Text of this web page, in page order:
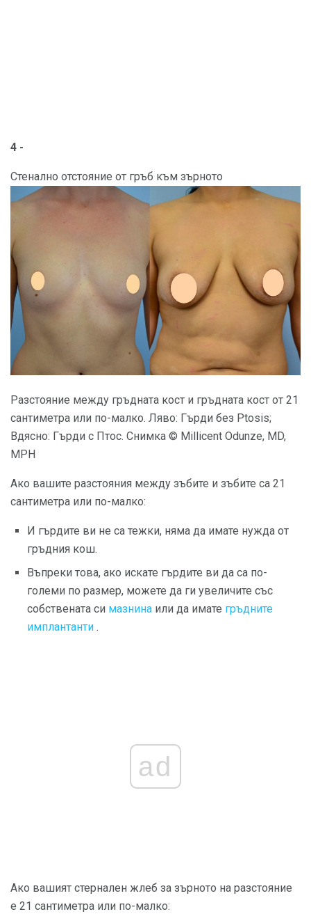
4 -
Стенално отстояние от гръб към зърното
Разстояние между гръдната кост и гръдната кост от 21
сантиметра или по-малко. Ляво: Гърди без Ptosis;
Вдясно: Гърди с Птос. Снимка © Millicent Odunze, MD,
MPH
Ако вашите разстояния между зъбите и зъбите са 21
сантиметра или по-малко:
И гърдите ви не са тежки, няма да имате нужда от
гръдния кош.
Въпреки това, ако искате гърдите ви да са по-
големи по размер, можете да ги увеличите със
собствената си мазнина или да имате гръдните
имплантанти .
ad
Ако вашият стернален жлеб за зърното на разстояние
е 21 сантиметра или по-малко: